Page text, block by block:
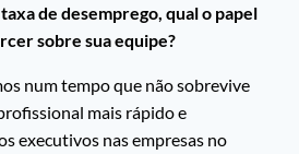
de desemprego, qual o papel
sobre sua equipe?
num tempo que não sobrevive
mais rápido e
executivos nas empresas no